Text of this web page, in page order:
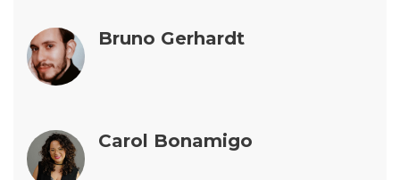
Bruno Gerhardt
Carol Bonamigo